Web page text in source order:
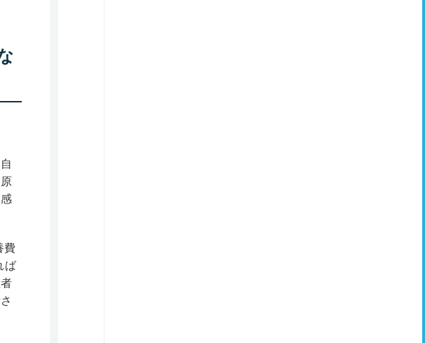
費
ば